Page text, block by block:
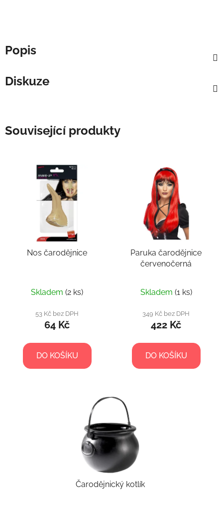
Popis
Diskuze
Související produkty
Nos čarodějnice
Skladem (2 ks)
53 Kč bez DPH
64 Kč
DO KOŠÍKU
Paruka čarodějnice
červenočerná
Skladem (1 ks)
349 Kč bez DPH
422 Kč
DO KOŠÍKU
Čarodějnický kotlík